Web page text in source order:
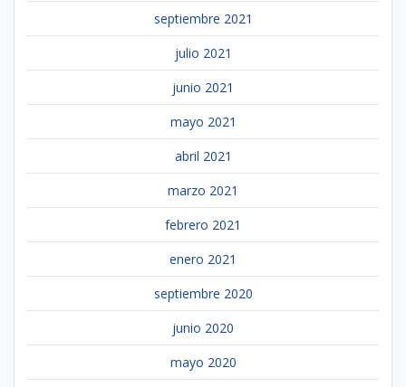
septiembre 2021
julio 2021
junio 2021
mayo 2021
abril 2021
marzo 2021
febrero 2021
enero 2021
septiembre 2020
junio 2020
mayo 2020